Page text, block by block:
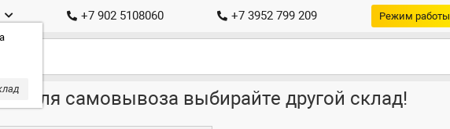
+7 902 5108060 +7 3952 799 209 Режим работы
для самовывоза выбирайте другой склад!